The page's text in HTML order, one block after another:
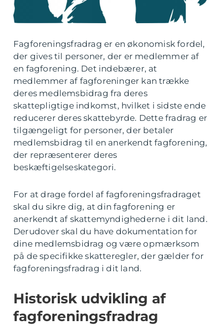
Fagforeningsfradrag er en økonomisk fordel,
der gives til personer, der er medlemmer af
en fagforening. Det indebærer, at
medlemmer af fagforeninger kan trække
deres medlemsbidrag fra deres
skattepligtige indkomst, hvilket i sidste ende
reducerer deres skattebyrde. Dette fradrag er
tilgængeligt for personer, der betaler
medlemsbidrag til en anerkendt fagforening,
der repræsenterer deres
beskæftigelseskategori.
For at drage fordel af fagforeningsfradraget
skal du sikre dig, at din fagforening er
anerkendt af skattemyndighederne i dit land.
Derudover skal du have dokumentation for
dine medlemsbidrag og være opmærksom
på de specifikke skatteregler, der gælder for
fagforeningsfradrag i dit land.
Historisk udvikling af
fagforeningsfradrag